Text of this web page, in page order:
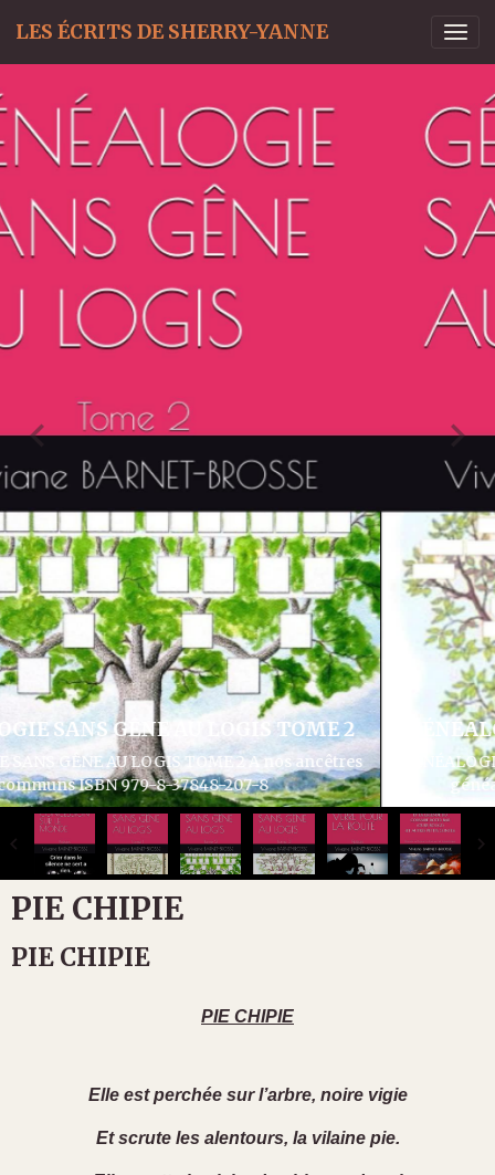
LES ÉCRITS DE SHERRY-YANNE
GÉNÉALOGIE SANS GÊNE AU LOGIS TOME 3
GÉNÉALOGIE SANS GÊNE AU LOGIS TOME 3 Articles divers
généalogie et histoire ISBN 979-8-37932-286-1
PIE CHIPIE
PIE CHIPIE
PIE CHIPIE
Elle est perchée sur l’arbre, noire vigie
Et scrute les alentours, la vilaine pie.